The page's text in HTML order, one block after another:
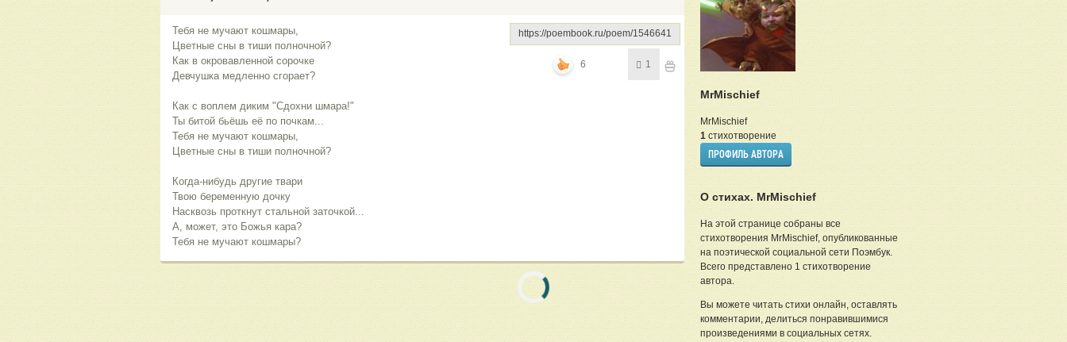
Тебя не мучают кошмары,
Цветные сны в тиши полночной?
Как в окровавленной сорочке
Девчушка медленно сгорает?
Как с воплем диким "Сдохни шмара!"
Ты битой бьёшь её по почкам...
Тебя не мучают кошмары,
Цветные сны в тиши полночной?
Когда-нибудь другие твари
Твою беременную дочку
Насквозь проткнут стальной заточкой...
А, может, это Божья кара?
Тебя не мучают кошмары?
https://poembook.ru/poem/1546641
6 1
MrMischief
MrMischief
1стихотворение
ПРОФИЛЬ АВТОРА
О стихах. MrMischief
На этой странице собраны все
стихотворения MrMischief, опубликованные
на поэтической социальной сети Поэмбук.
Всего представлено 1 стихотворение
автора.
Вы можете читать стихи онлайн, оставлять
комментарии, делиться понравившимися
произведениями в социальных сетях.